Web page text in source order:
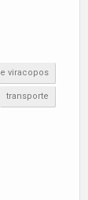
viracopos
transporte